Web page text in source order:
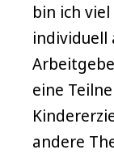
bin ich
individuell
eine
andere